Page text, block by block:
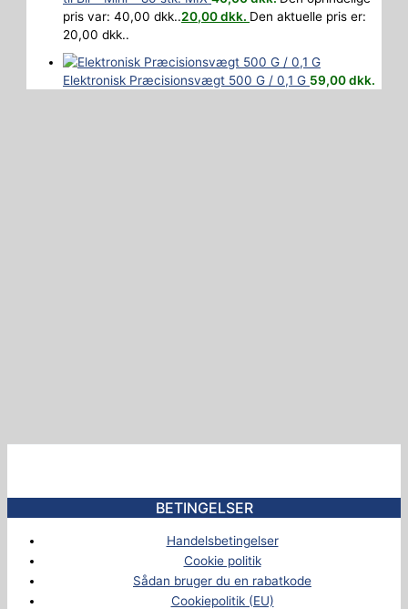
pris var: 40,00 dkk..20,00dkk. Den aktuelle pris er:
20,00 dkk..
Elektronisk Præcisionsvægt 500 G / 0,1 G 59,00dkk.
BETINGELSER
Handelsbetingelser
Cookie politik
Sådan bruger du en rabatkode
Cookiepolitik (EU)